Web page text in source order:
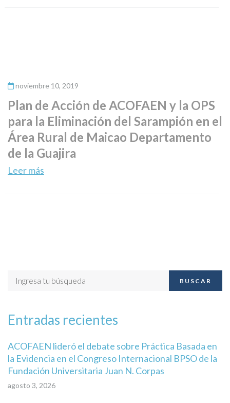
noviembre 10, 2019
Plan de Acción de ACOFAEN y la OPS
para la Eliminación del Sarampión en el
Área Rural de Maicao Departamento
de la Guajira
Leer más
BUSCAR
Entradas recientes
ACOFAEN lideró el debate sobre Práctica Basada en
la Evidencia en el Congreso Internacional BPSO de la
Fundación Universitaria Juan N. Corpas
agosto 3, 2026